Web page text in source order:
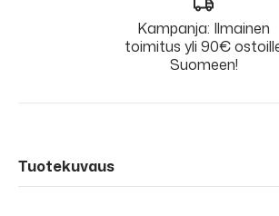
Kampanja: Ilmainen
toimitus yli 90€
Suomeen!
Tuotekuvaus